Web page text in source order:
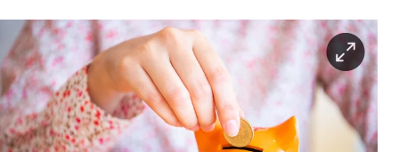
sport
berlin
nord